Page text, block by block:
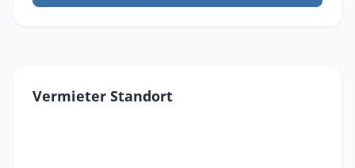
Vermieter Standort